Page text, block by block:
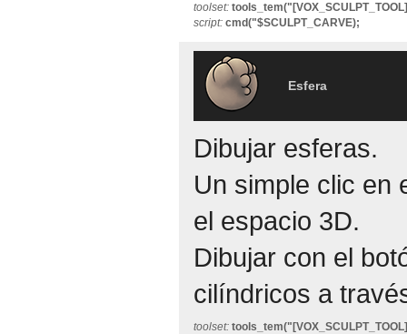
toolset:
script: cmd("$SCULPT_CARVE);
Esfera
Dibujar esferas.
Un simple clic en
el espacio 3D.
Dibujar con el
cilíndricos a
toolset: